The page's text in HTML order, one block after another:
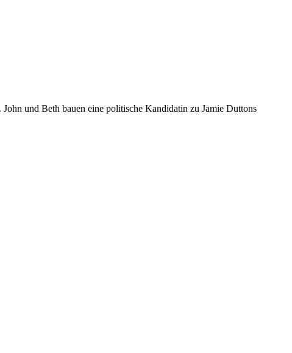
und Beth bauen eine politische Kandidatin zu Jamie Duttons